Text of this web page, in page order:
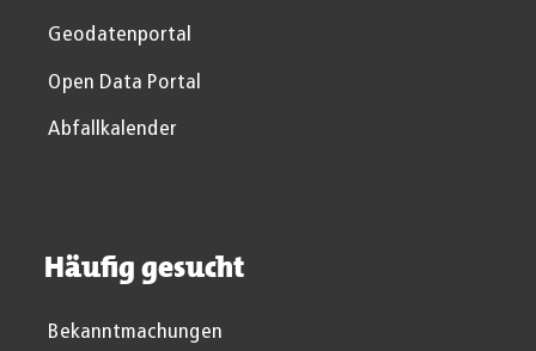
Geodatenportal
Open Data Portal
Abfallkalender
Häufig gesucht
Bekanntmachungen